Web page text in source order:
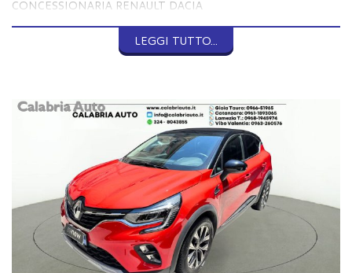
CONCESSIONARIA RENAULT DACIA
WWW . CALABRIAUTO . IT
TEL 0966 51965
Per vs comodità , ecco le altre sedi della nostra concessionaria,
dove poter avere tutte le informazioni sulla vettura scelta ed
anche acquistarla!
CATANZARO
VIALE LUCREZIA DELLA VALLE
TEL 0961 1893065
LEGGI TUTTO...